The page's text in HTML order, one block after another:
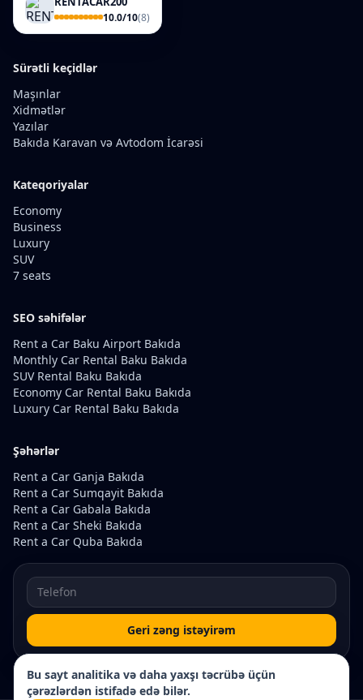
10.0/10(8)
Sürətli keçidlər
Maşınlar
Xidmətlər
Yazılar
Bakıda Karavan və Avtodom İcarəsi
Kateqoriyalar
Economy
Business
Luxury
SUV
7 seats
SEO səhifələr
Rent a Car Baku Airport Bakıda
Monthly Car Rental Baku Bakıda
SUV Rental Baku Bakıda
Economy Car Rental Baku Bakıda
Luxury Car Rental Baku Bakıda
Şəhərlər
Rent a Car Ganja Bakıda
Rent a Car Sumqayit Bakıda
Rent a Car Gabala Bakıda
Rent a Car Sheki Bakıda
Rent a Car Quba Bakıda
Geri zəng istəyirəm
Bu sayt analitika və daha yaxşı təcrübə üçün
çərəzlərdən istifadə edə bilər.